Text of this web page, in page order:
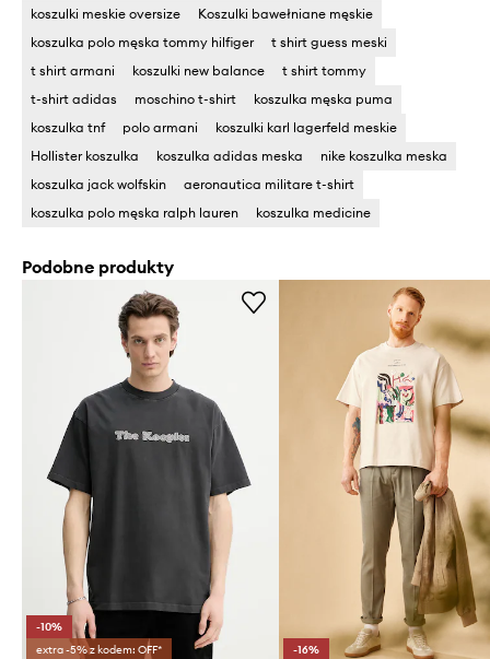
koszulki meskie oversize
Koszulki bawełniane męskie
koszulka polo męska tommy hilfiger
t shirt guess meski
t shirt armani
koszulki new balance
t shirt tommy
t-shirt adidas
moschino t-shirt
koszulka męska puma
koszulka tnf
polo armani
koszulki karl lagerfeld meskie
Hollister koszulka
koszulka adidas meska
nike koszulka meska
koszulka jack wolfskin
aeronautica militare t-shirt
koszulka polo męska ralph lauren
koszulka medicine
Podobne produkty
-10%
extra -5% z kodem: OFF*
-16%